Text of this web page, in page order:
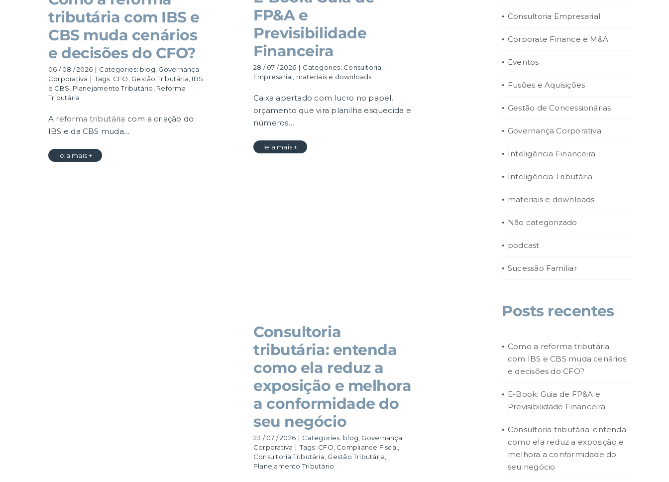
tributária com IBS e
CBS muda cenários
e decisões do CFO?
06 / 08 / 2026 | Categories: blog Governança
Corporativa | Tags: CFO Gestão Tributária IBS
e CBS Planejamento Tributário Reforma
Tributária
A reforma tributária com a criação do
IBS e da CBS muda…
leia mais +
FP&A e
Previsibilidade
Financeira
28 / 07 / 2026 | Categories: Consultoria
Empresarial materiais e downloads
Caixa apertado com lucro no papel,
orçamento que vira planilha esquecida e
números…
leia mais +
Consultoria
tributária: entenda
como ela reduz a
exposição e melhora
a conformidade do
seu negócio
23 / 07 / 2026 | Categories: blog, Governança
Corporativa | Tags: CFO, Compliance Fiscal,
Consultoria Tributária, Gestão Tributária,
Planejamento Tributário
Consultoria Empresarial
Corporate Finance e M&A
Eventos
Fusões e Aquisições
Gestão de Concessionárias
Governança Corporativa
Inteligência Financeira
Inteligência Tributária
materiais e downloads
Não categorizado
podcast
Sucessão Familiar
Posts recentes
Como a reforma tributária
com IBS e CBS muda cenários
e decisões do CFO?
E-Book: Guia de FP&A e
Previsibilidade Financeira
Consultoria tributária: entenda
como ela reduz a exposição e
melhora a conformidade do
seu negócio